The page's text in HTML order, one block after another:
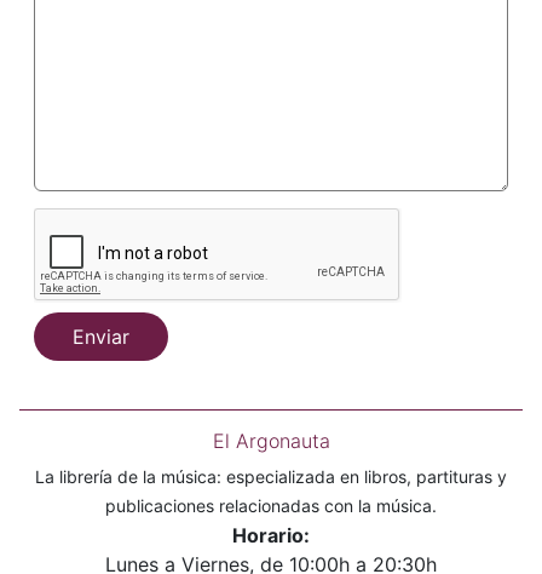
Enviar
El Argonauta
La librería de la música: especializada en libros, partituras y
publicaciones relacionadas con la música.
Horario:
Lunes a Viernes, de 10:00h a 20:30h